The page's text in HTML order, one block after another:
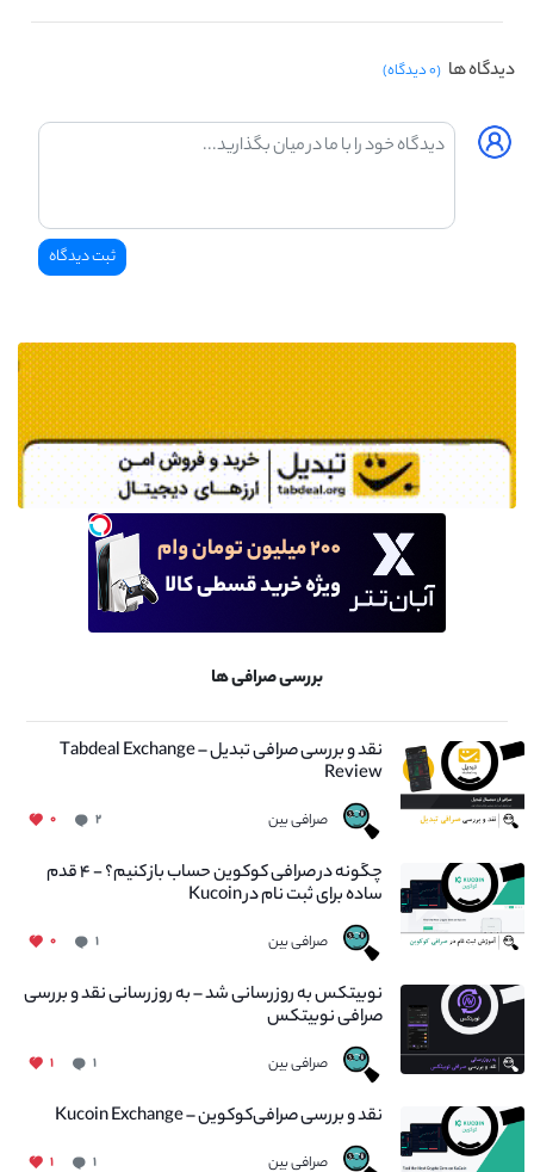
دیدگاه ها (۰ دیدگاه)
بررسی صرافی ها
نقد و بررسی صرافی تبدیل – Tabdeal Exchange
Review
صرافی بین ۲ ۰
چگونه در صرافی کوکوین حساب باز کنیم؟ - ۴ قدم
ساده برای ثبت نام در Kucoin
صرافی بین ۱ ۰
نوبیتکس به روزرسانی شد – به روز رسانی نقد و بررسی
صرافی نوبیتکس
صرافی بین ۱ ۱
نقد و بررسی صرافی‌کوکوین – Kucoin Exchange
صرافی بین ۱ ۱